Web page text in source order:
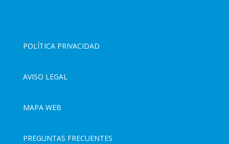
POLÍTICA PRIVACIDAD
AVISO LEGAL
MAPA WEB
PREGUNTAS FRECUENTES